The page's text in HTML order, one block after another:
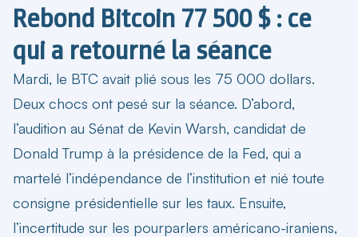
Rebond Bitcoin 77 500 $ : ce
qui a retourné la séance
Mardi, le BTC avait plié sous les 75 000 dollars.
Deux chocs ont pesé sur la séance. D’abord,
l’audition au Sénat de Kevin Warsh, candidat de
Donald Trump à la présidence de la Fed, qui a
martelé l’indépendance de l’institution et nié toute
consigne présidentielle sur les taux. Ensuite,
l’incertitude sur les pourparlers américano-iraniens,